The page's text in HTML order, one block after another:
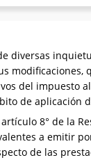
diversas
del impuesto
de aplicación
8° de la
a emitir
de las